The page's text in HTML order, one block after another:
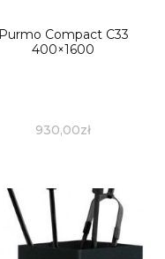
Purmo Compact C33
400×1600
930,00zł